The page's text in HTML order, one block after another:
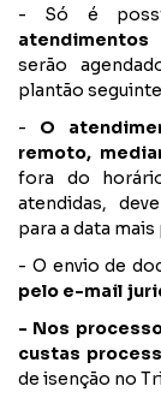
- Só é
serão
plantão
- O
remoto,
fora do
atendidas,
para a data
- O envio de
pelo e-mail
- Nos
custas
de isenção no